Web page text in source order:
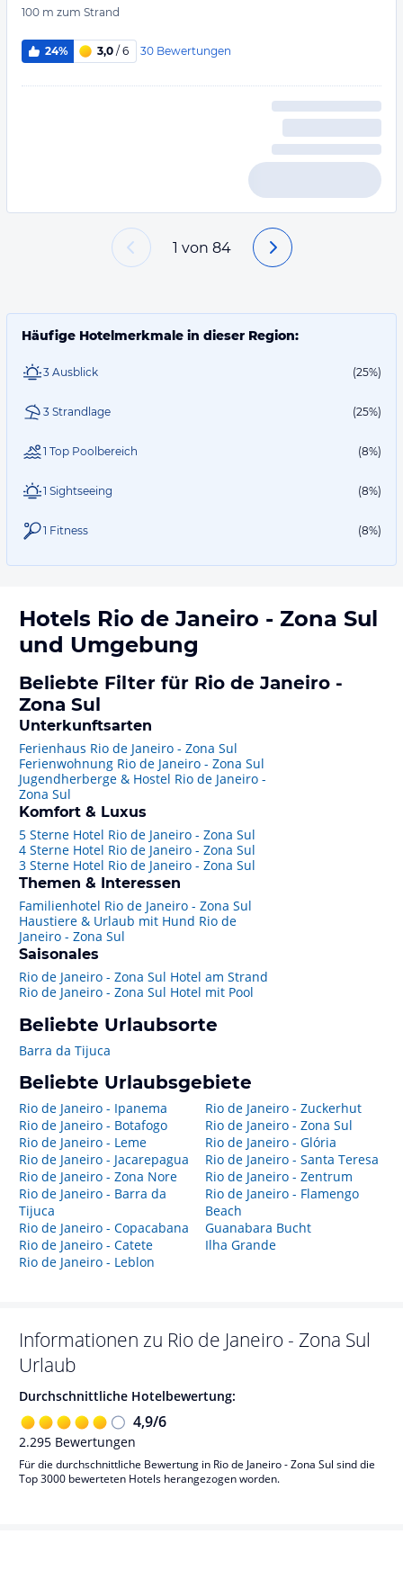
100 m zum Strand
24% 3,0 / 6 30 Bewertungen
1 von 84
Häufige Hotelmerkmale in dieser Region:
3 Ausblick (25%)
3 Strandlage (25%)
1 Top Poolbereich (8%)
1 Sightseeing (8%)
1 Fitness (8%)
Hotels Rio de Janeiro - Zona Sul
und Umgebung
Beliebte Filter für Rio de Janeiro -
Zona Sul
Unterkunftsarten
Ferienhaus Rio de Janeiro - Zona Sul
Ferienwohnung Rio de Janeiro - Zona Sul
Jugendherberge & Hostel Rio de Janeiro -
Zona Sul
Komfort & Luxus
5 Sterne Hotel Rio de Janeiro - Zona Sul
4 Sterne Hotel Rio de Janeiro - Zona Sul
3 Sterne Hotel Rio de Janeiro - Zona Sul
Themen & Interessen
Familienhotel Rio de Janeiro - Zona Sul
Haustiere & Urlaub mit Hund Rio de
Janeiro - Zona Sul
Saisonales
Rio de Janeiro - Zona Sul Hotel am Strand
Rio de Janeiro - Zona Sul Hotel mit Pool
Beliebte Urlaubsorte
Barra da Tijuca
Beliebte Urlaubsgebiete
Rio de Janeiro - Ipanema
Rio de Janeiro - Botafogo
Rio de Janeiro - Leme
Rio de Janeiro - Jacarepagua
Rio de Janeiro - Zona Nore
Rio de Janeiro - Barra da
Tijuca
Rio de Janeiro - Copacabana
Rio de Janeiro - Catete
Rio de Janeiro - Leblon
Rio de Janeiro - Zuckerhut
Rio de Janeiro - Zona Sul
Rio de Janeiro - Glória
Rio de Janeiro - Santa Teresa
Rio de Janeiro - Zentrum
Rio de Janeiro - Flamengo
Beach
Guanabara Bucht
Ilha Grande
Informationen zu Rio de Janeiro - Zona Sul
Urlaub
Durchschnittliche Hotelbewertung:
4,9/6
2.295 Bewertungen
Für die durchschnittliche Bewertung in Rio de Janeiro - Zona Sul sind die
Top 3000 bewerteten Hotels herangezogen worden.